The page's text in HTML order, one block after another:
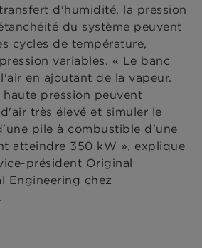
d'humidité, la pression
du système peuvent
cycles de température,
variables. « Le banc
en ajoutant de la vapeur.
pression peuvent
très élevé et simuler le
pile à combustible d'une
atteindre 350 kW », explique
président Original
Engineering chez